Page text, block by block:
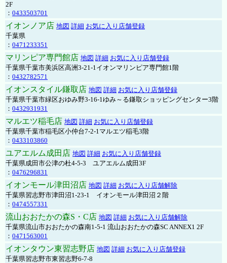
2F
： 0433503701
イオンノア店 地図 詳細 お気に入り店舗登録
千葉県
： 0471233351
マリンピア専門館店 地図 詳細 お気に入り店舗登録
千葉県千葉市美浜区高洲3-21-1イオンマリンピア専門館1階
： 0432782571
イオンスタイル鎌取店 地図 詳細 お気に入り店舗登録
千葉県千葉市緑区おゆみ野3-16-1ゆみ～る鎌取ショッピングセンター3階
： 0432931931
マルエツ稲毛店 地図 詳細 お気に入り店舗登録
千葉県千葉市稲毛区小仲台7-2-1マルエツ稲毛3階
： 0433103860
ユアエルム成田店 地図 詳細 お気に入り店舗登録
千葉県成田市公津の杜4-5-3 ユアエルム成田3F
： 0476296831
イオンモール津田沼店 地図 詳細 お気に入り店舗解除
千葉県習志野市津田沼1-23-1 イオンモール津田沼２階
： 0474557331
流山おおたかの森S・C店 地図 詳細 お気に入り店舗解除
千葉県流山市おおたかの森南1-5-1 流山おおたかの森SC ANNEX1 2F
： 0471563001
イオンタウン東習志野店 地図 詳細 お気に入り店舗登録
千葉県習志野市東習志野6-7-8